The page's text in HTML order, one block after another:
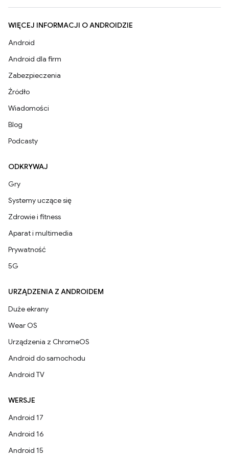
WIĘCEJ INFORMACJI O ANDROIDZIE
Android
Android dla firm
Zabezpieczenia
Źródło
Wiadomości
Blog
Podcasty
ODKRYWAJ
Gry
Systemy uczące się
Zdrowie i fitness
Aparat i multimedia
Prywatność
5G
URZĄDZENIA Z ANDROIDEM
Duże ekrany
Wear OS
Urządzenia z ChromeOS
Android do samochodu
Android TV
WERSJE
Android 17
Android 16
Android 15